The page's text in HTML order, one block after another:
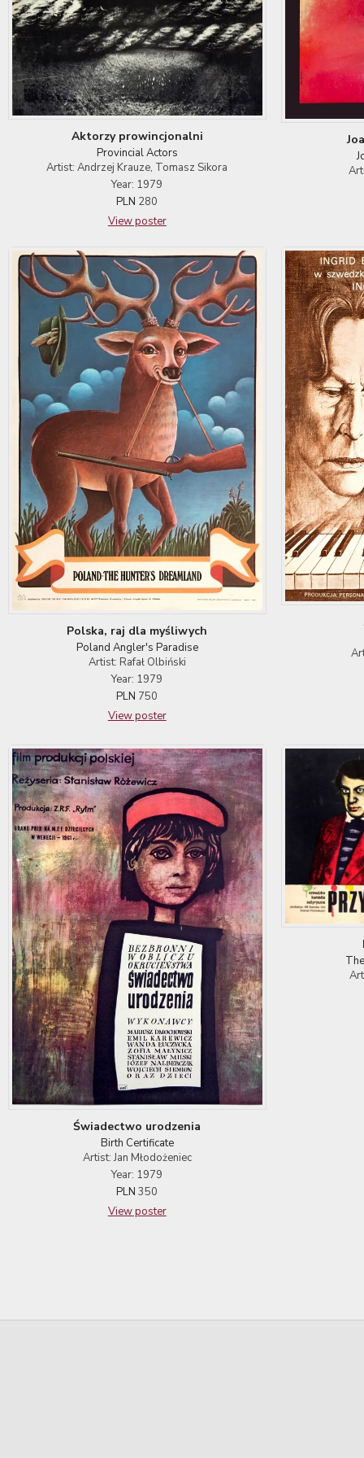
Aktorzy prowincjonalni
Provincial Actors
Artist: Andrzej Krauze, Tomasz Sikora
Year: 1979
PLN 280
View poster
Polska, raj dla myśliwych
Poland Angler's Paradise
Artist: Rafał Olbiński
Year: 1979
PLN 750
View poster
Świadectwo urodzenia
Birth Certificate
Artist: Jan Młodożeniec
Year: 1979
PLN 350
View poster